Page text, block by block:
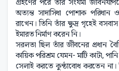
গ্রহণের পরে তার সংযমী
অত্যন্ত সাদাসিধা পোশাক পরিধান
রাখেন। তিনি তাঁর ক্ষুদ্র গৃহেই
ইমারত নির্মাণ করেন নি।
সরলতা ছিল তাঁর জীবনের প্রধান
কায়িক পরিশ্রম যেমন- মাটি কাটা,
সেলাই করতে কুণ্ঠাবোধ করতেন